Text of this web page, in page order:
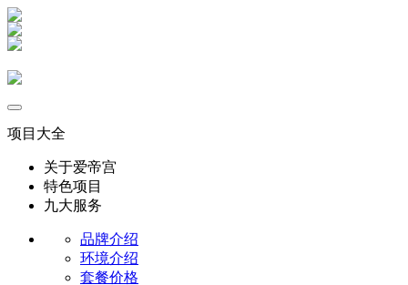
项目大全
关于爱帝宫
特色项目
九大服务
品牌介绍
环境介绍
套餐价格